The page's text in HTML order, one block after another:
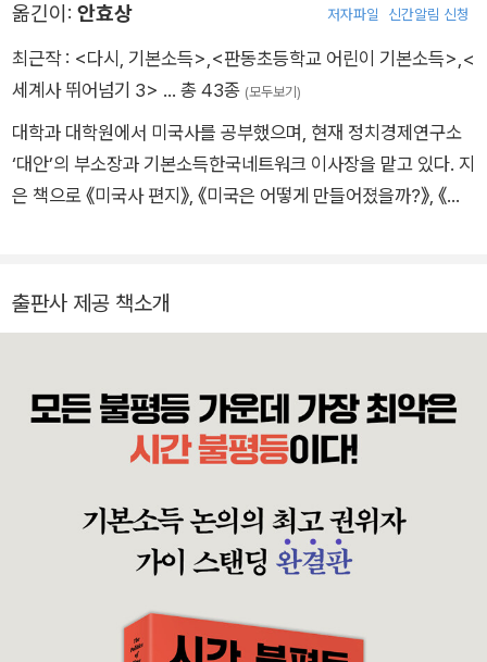
론과 실험의 전면에 나서왔다. 최근에는 프레카리아트 계급이 겪
는 불평등과 불안정에 주목하며 무조건적인 기본소득 정책과 공
유지(commons), 그리고 숙의민주주의에 관심을 기울이고 있
득』 『프레카리아트, 새로운 위험한 계급』 등이 있다.
옮긴이: 안효상 저자파일 신간알림 신청
최근작 : <다시, 기본소득>,<판동초등학교 어린이 기본소득>,<
세계사 뛰어넘기 3> … 총 43종 (모두보기)
대학과 대학원에서 미국사를 공부했으며, 현재 정치경제연구소
‘대안’의 부소장과 기본소득한국네트워크 이사장을 맡고 있다. 지
은 책으로 《미국사 편지》, 《미국은 어떻게 만들어졌을까?》, 《세
간 불평등》, 《공유지의 약탈》, 《1960년대 자서전》, 《1968년의
출판사 제공 책소개